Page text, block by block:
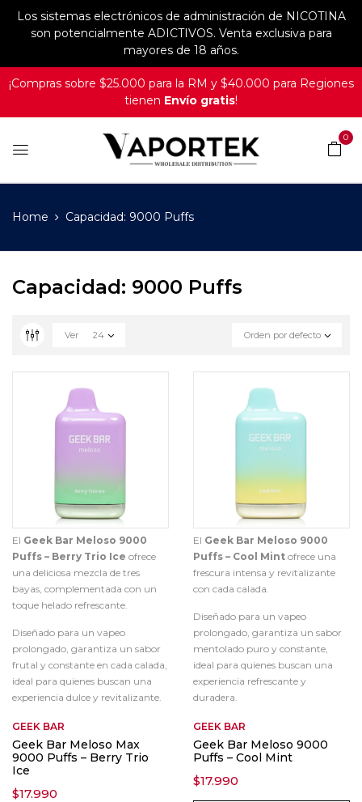
Los sistemas electrónicos de administración de NICOTINA
son potencialmente ADICTIVOS. Venta exclusiva para
mayores de 18 años.
¡Compras sobre $25.000 para la RM y $40.000 para Regiones
tienen Envío gratis!
0
Home Capacidad: 9000 Puffs
Capacidad: 9000 Puffs
Orden por defecto
Ver 24
El Geek Bar Meloso 9000
Puffs – Berry Trio Ice ofrece
una deliciosa mezcla de tres
bayas, complementada con un
toque helado refrescante.
Diseñado para un vapeo
prolongado, garantiza un sabor
frutal y constante en cada calada,
ideal para quienes buscan una
experiencia dulce y revitalizante.
GEEK BAR
Geek Bar Meloso Max
9000 Puffs – Berry Trio
Ice
$17.990
El Geek Bar Meloso 9000
Puffs – Cool Mint ofrece una
frescura intensa y revitalizante
con cada calada.
Diseñado para un vapeo
prolongado, garantiza un sabor
mentolado puro y constante,
ideal para quienes buscan una
experiencia refrescante y
duradera.
GEEK BAR
Geek Bar Meloso 9000
Puffs – Cool Mint
$17.990